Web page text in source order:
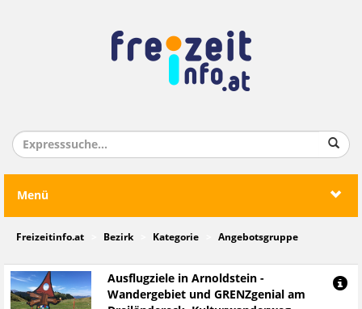
Menü
Freizeitinfo.at Bezirk Kategorie Angebotsgruppe
Ausflugziele in Arnoldstein -
Wandergebiet und GRENZgenial am